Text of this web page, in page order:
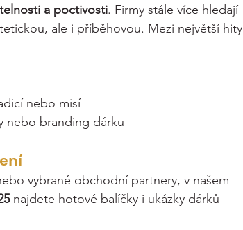
a poctivosti. Firmy stále více hledají
ale i příběhovou. Mezi největší hity
nebo misí
nebo branding dárku
vybrané obchodní partnery, v našem
najdete hotové balíčky i ukázky dárků